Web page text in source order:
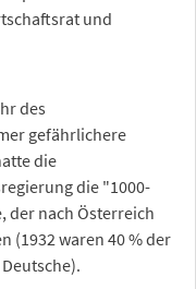
und
des
gefährlichere
die
die "1000-
der nach Österreich
(1932 waren 40 % der